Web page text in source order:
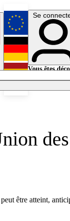
English
Deutsch
Se
Vous êtes
être atteint,